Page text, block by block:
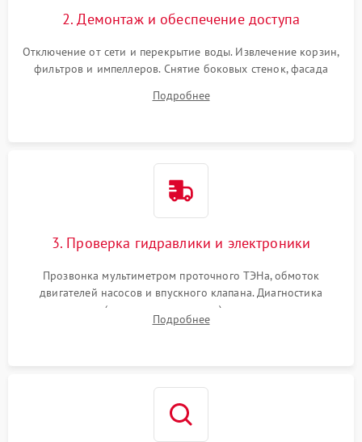
2. Демонтаж и обеспечение доступа
Отключение от сети и перекрытие воды. Извлечение корзин,
фильтров и импеллеров. Снятие боковых стенок, фасада
циркуляционному насосу, ТЭНу и сливной помпе.
Подробнее
3. Проверка гидравлики и электроники
Прозвонка мультиметром проточного ТЭНа, обмоток
двигателей насосов и впускного клапана. Диагностика
прессостата (датчика уровня воды), датчика мутности,
концевика дверцы и электронного модуля управления.
Подробнее